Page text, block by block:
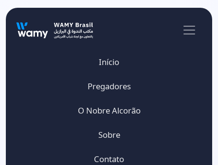
Início
Pregadores
O Nobre Alcorão
Sobre
Contato